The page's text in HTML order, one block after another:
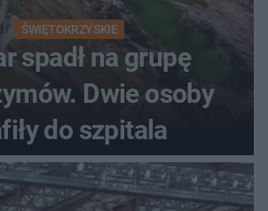
ŚWIĘTOKRZYSKIE
spadł na grupę
Dwie osoby
do szpitala